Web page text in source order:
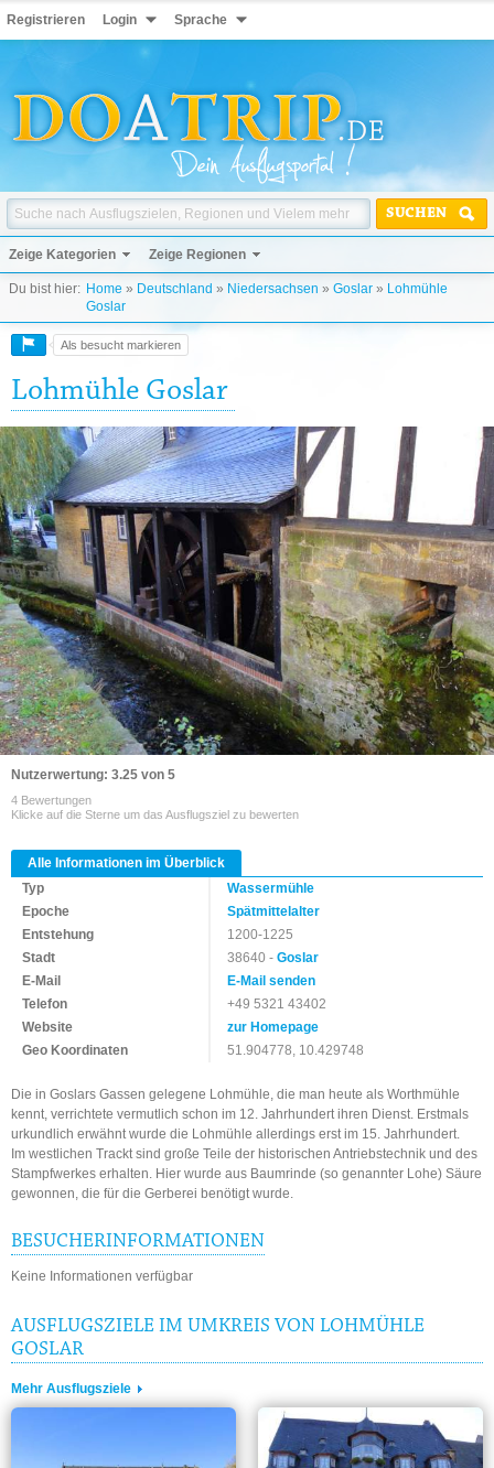
Registrieren Login Sprache
SUCHEN
Zeige Kategorien Zeige Regionen
Du bist hier: Home » Deutschland » Niedersachsen » Goslar » Lohmühle
Goslar
Als besucht markieren
Lohmühle Goslar
Nutzerwertung: 3.25 von 5
4 Bewertungen
Klicke auf die Sterne um das Ausflugsziel zu bewerten
Alle Informationen im Überblick
Typ
Wassermühle
Epoche
Spätmittelalter
Entstehung
1200-1225
Stadt
38640 -Goslar
E-Mail
E-Mail senden
Telefon
+49 5321 43402
Website
zur Homepage
Geo Koordinaten
51.904778, 10.429748
Die in Goslars Gassen gelegene Lohmühle, die man heute als Worthmühle
kennt, verrichtete vermutlich schon im 12. Jahrhundert ihren Dienst. Erstmals
urkundlich erwähnt wurde die Lohmühle allerdings erst im 15. Jahrhundert.
Im westlichen Trackt sind große Teile der historischen Antriebstechnik und des
Stampfwerkes erhalten. Hier wurde aus Baumrinde (so genannter Lohe) Säure
gewonnen, die für die Gerberei benötigt wurde.
BESUCHERINFORMATIONEN
Keine Informationen verfügbar
AUSFLUGSZIELE IM UMKREIS VON LOHMÜHLE
GOSLAR
Mehr Ausflugsziele